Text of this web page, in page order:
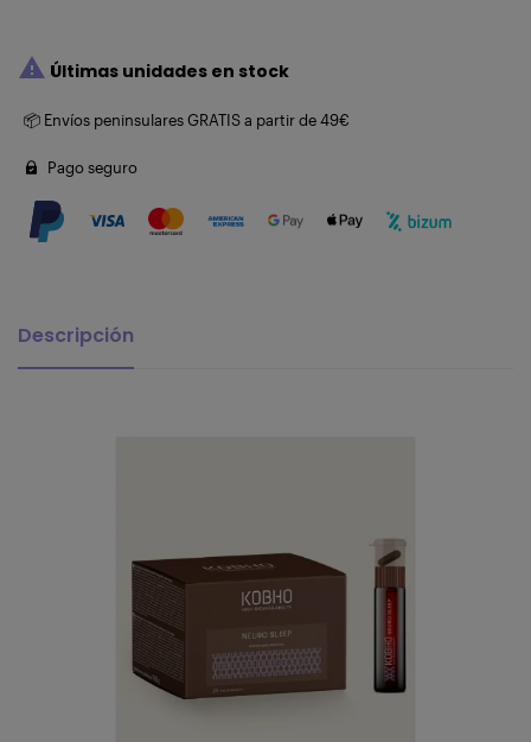
 Últimas unidades en stock
📦 Envíos peninsulares GRATIS a partir de 49€
Pago seguro
Descripción